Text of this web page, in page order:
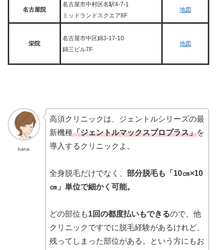
名古屋院
名古屋市中村区名駅4-7-1
ミッドランドスクエア8F
地図
栄院
名古屋市中区錦3-17-10
錦三ビル7F
地図
hana
高須クリニックは、ジェントルシリーズの最
新機種「ジェントルマックスプロプラス」を
導入するクリニックよ。
全身脱毛だけでなく、 部分脱毛も「10㎝×10
㎝」単位で細かく可能。
どの部位も1回の都度払いもできるので、他
クリニックですでに脱毛経験があるけれど、
残ってしまった部位がある。という方にもお